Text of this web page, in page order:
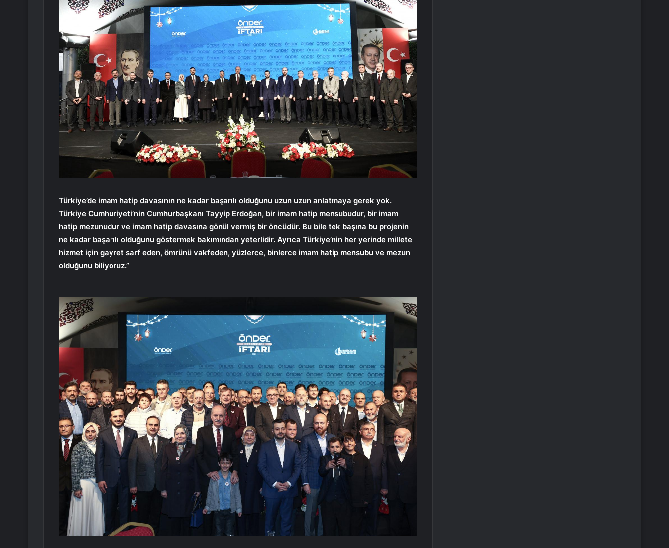
Türkiye’de imam hatip davasının ne kadar başarılı olduğunu uzun uzun anlatmaya gerek yok.
Türkiye Cumhuriyeti’nin Cumhurbaşkanı Tayyip Erdoğan, bir imam hatip mensubudur, bir imam
hatip mezunudur ve imam hatip davasına gönül vermiş bir öncüdür. Bu bile tek başına bu projenin
ne kadar başarılı olduğunu göstermek bakımından yeterlidir. Ayrıca Türkiye’nin her yerinde millete
hizmet için gayret sarf eden, ömrünü vakfeden, yüzlerce, binlerce imam hatip mensubu ve mezun
olduğunu biliyoruz.”